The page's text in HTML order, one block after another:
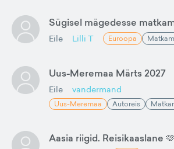
Sügisel mägedesse
Eile Lilli T Euroopa
Uus-Meremaa Märts 2027
Eile vandermand
Uus-Meremaa Autoreis
Aasia riigid. Reisikaaslane 🫶